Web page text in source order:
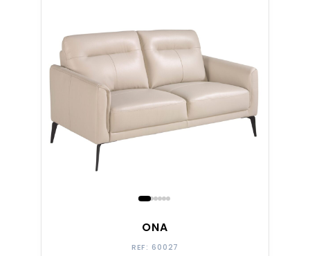
ONA
REF: 60027